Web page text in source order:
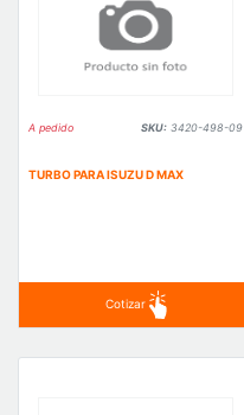
A pedido SKU: 3420-498-09
TURBO PARA ISUZU D MAX
Cotizar